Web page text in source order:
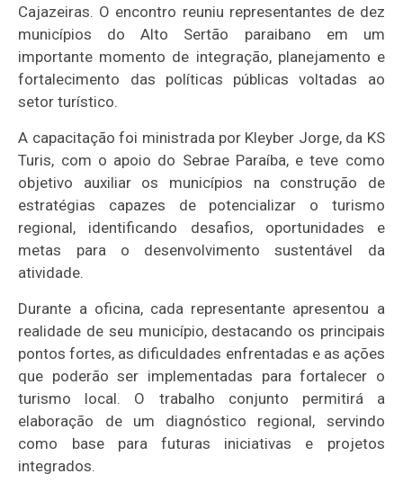
Cajazeiras. O encontro reuniu representantes de dez
municípios do Alto Sertão paraibano em um
importante momento de integração, planejamento e
fortalecimento das políticas públicas voltadas ao
setor turístico.
A capacitação foi ministrada por Kleyber Jorge, da KS
Turis, com o apoio do Sebrae Paraíba, e teve como
objetivo auxiliar os municípios na construção de
estratégias capazes de potencializar o turismo
regional, identificando desafios, oportunidades e
metas para o desenvolvimento sustentável da
atividade.
Durante a oficina, cada representante apresentou a
realidade de seu município, destacando os principais
pontos fortes, as dificuldades enfrentadas e as ações
que poderão ser implementadas para fortalecer o
turismo local. O trabalho conjunto permitirá a
elaboração de um diagnóstico regional, servindo
como base para futuras iniciativas e projetos
integrados.